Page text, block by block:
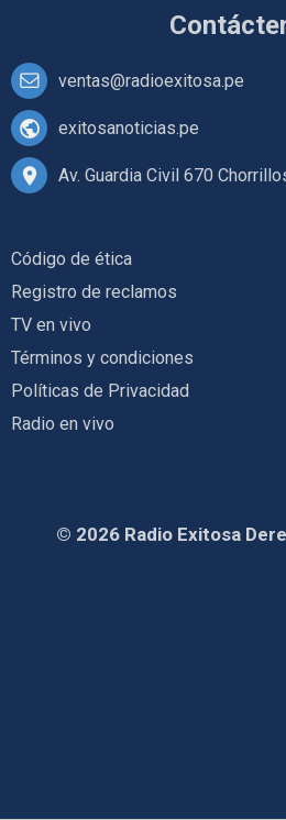
ventas@radioexitosa.pe
exitosanoticias.pe
Av. Guardia Civil 670
Código de ética
Registro de reclamos
TV en vivo
Términos y condiciones
Políticas de Privacidad
Radio en vivo
© 2026 Radio Exitosa